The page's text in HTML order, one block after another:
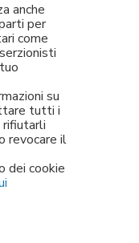
da intendersi a titolo
l’assistenza o il
–
anche
per
come
su
tutti i
rifiutarli
revocare il
dei cookie